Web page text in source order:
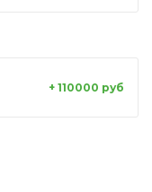
+ 110000 руб